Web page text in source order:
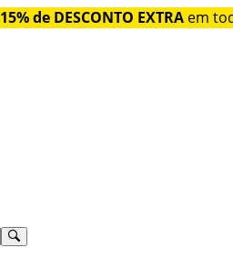
15% de DESCONTO EXTRA em